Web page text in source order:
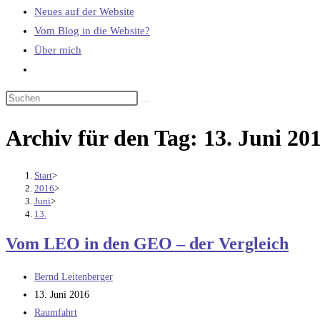
Neues auf der Website
Vom Blog in die Website?
Über mich
umschalten
Archiv für den Tag: 13. Juni
Start>
2016>
Juni>
13.
Vom LEO in den GEO – der Vergleich
Beitrags-
Autor:
Bernd Leitenberger
Beitrag
veröffentlicht:
13. Juni 2016
Beitrags-
Raumfahrt